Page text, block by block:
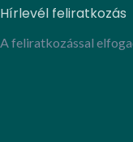
Hírlevél feliratkozás
A feliratkozással